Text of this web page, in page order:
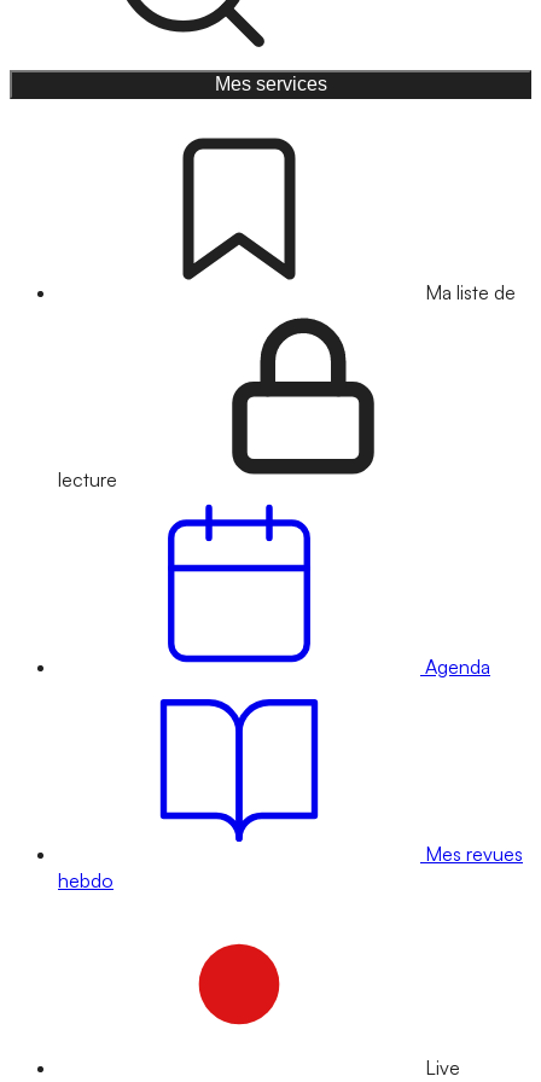
Mes services
Ma liste de
lecture
Agenda
Mes revues
hebdo
Live